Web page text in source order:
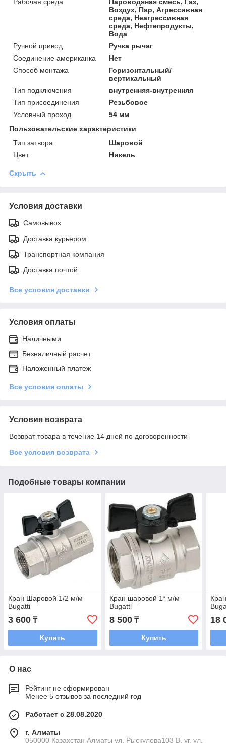
Воздух, Пар, Агрессивная
среда, Неагрессивная
среда, Нефтепродукты,
Вода
Ручной привод
Ручка рычаг
Соединение американка
Нет
Способ монтажа
Горизонтальный/
вертикальный
Тип подключения
внутренняя-внутренняя
Тип присоединения
Резьбовое
Условный проход
54 мм
Пользовательские характеристики
Тип затвора
Шаровой
Цвет
Никель
Скрыть
Условия доставки
Самовывоз
Доставка курьером
Транспортная компания
Доставка почтой
Все условия доставки
Условия оплаты
Наличными
Безналичный расчет
Наложенный платеж
Все условия оплаты
Условия возврата
Возврат товара в течение 14 дней по договоренности
Все условия возврата
Подобные товары компании
Кран Шаровой 1/2 м/м
Bugatti
3 600 ₸
Купить
Кран шаровой 1* м/м
Bugatti
8 500₸
Купить
18
О нас
Рейтинг не сформирован
Менее 5 отзывов за последний год
Работает с 28.08.2020
г. Алматы
050000 Казахстан Алматы ул. Рыскулова103 В, уг. ул.